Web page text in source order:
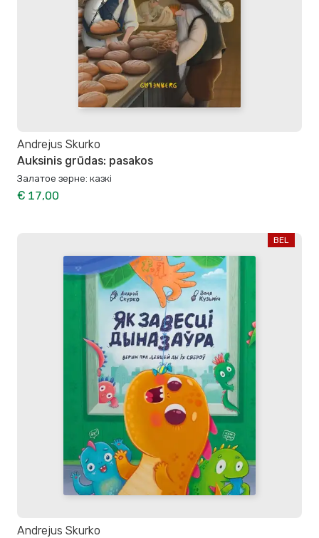
Andrejus Skurko
Auksinis grūdas: pasakos
Залатое зерне: казкі
€ 17,00
BEL
Andrejus Skurko